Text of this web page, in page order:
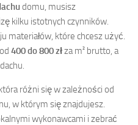
domu, musisz
kilku istotnych czynników.
materiałów, które chcesz użyć.
400 do 800 złza m² brutto, a
różni się w zależności od
w którym się znajdujesz.
wykonawcami i zebrać